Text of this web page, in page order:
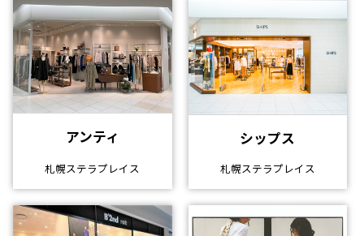
アンティ
札幌ステラプレイス
シップス
札幌ステラプレイス